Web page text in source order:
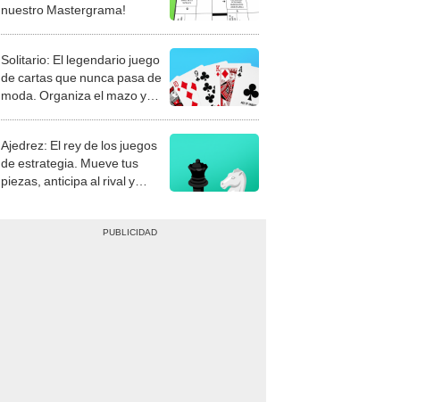
nuestro Mastergrama!
Solitario: El legendario juego
de cartas que nunca pasa de
moda. Organiza el mazo y
Ajedrez: El rey de los juegos
de estrategia. Mueve tus
piezas, anticipa al rival y